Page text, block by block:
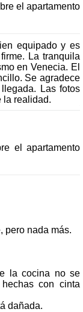
el apartamento
equipado y es
La tranquila
en Venecia. El
Se agradece
Las fotos
la realidad.
el apartamento
pero nada más.
la cocina no se
con cinta
dañada.